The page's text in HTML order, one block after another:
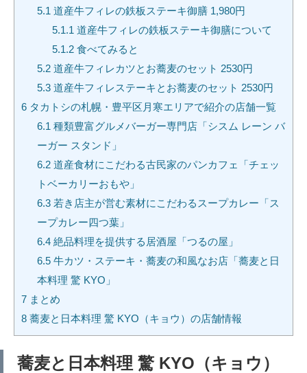
5.1 道産牛フィレの鉄板ステーキ御膳 1,980円
5.1.1 道産牛フィレの鉄板ステーキ御膳について
5.1.2 食べてみると
5.2道産牛フィレカツとお蕎麦のセット 2530円
5.3道産牛フィレステーキとお蕎麦のセット 2530円
6 タカトシの札幌・豊平区月寒エリアで紹介の店舗一覧
6.1 種類豊富グルメバーガー専門店「シスム レーン バ
ーガー スタンド」
6.2道産食材にこだわる古民家のパンカフェ「チェッ
トベーカリーおもや」
6.3若き店主が営む素材にこだわるスープカレー「ス
ープカレー四つ葉」
6.4絶品料理を提供する居酒屋「つるの屋」
6.5牛カツ・ステーキ・蕎麦の和風なお店「蕎麦と日
本料理 驚 KYO」
7 まとめ
8 蕎麦と日本料理 驚 KYO（キョウ）の店舗情報
蕎麦と日本料理 驚 KYO（キョウ）